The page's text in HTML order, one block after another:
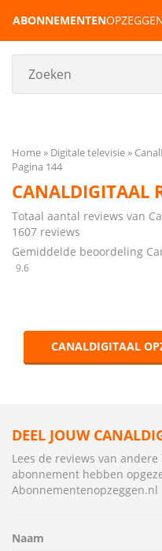
ABONNEMENTEN
Home Digitale televisie
Pagina 144
CANALDIGITAAL
Totaal aantal reviews van
1607 reviews
Gemiddelde beoordeling
9.6
CANALDIGITAAL
DEEL JOUW
Lees de reviews van
abonnement hebben
Abonnementenopzeggen.nl
Naam